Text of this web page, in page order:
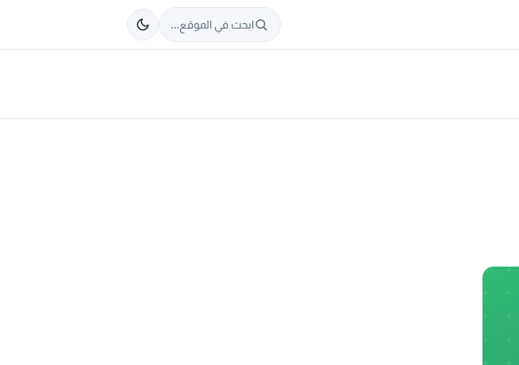
ابحث في الموقع…